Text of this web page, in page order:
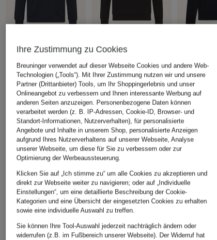
REISS
63 €
Bestpreis:155 €
REISS
63 €
Bestpreis:155 €
aus
100 €
Bestpreis:
ÄHNLICHE ARTIKEL ENTDECKEN
Ihre Zustimmung zu Cookies
Breuninger verwendet auf dieser Webseite Cookies und andere Web-
Technologien („Tools“). Mit Ihrer Zustimmung nutzen wir und unsere
Partner (Drittanbieter) Tools, um Ihr Shoppingerlebnis und unser
Onlineangebot zu verbessern und Ihnen interessante Werbung auf
anderen Seiten anzuzeigen. Personenbezogene Daten können
verarbeitet werden (z. B. IP-Adressen, Cookie-ID, Browser- und
Standort-Informationen, Nutzerverhalten), für personalisierte
Angebote und Inhalte in unserem Shop, personalisierte Anzeigen
aufgrund Ihres Nutzerverhaltens auf unserer Webseite, Analyse
unserer Webseite, um diese für Sie zu verbessern oder zur
Optimierung der Werbeaussteuerung.
Klicken Sie auf „Ich stimme zu“ um alle Cookies zu akzeptieren und
direkt zur Webseite weiter zu navigieren; oder auf „Individuelle
Einstellungen“, um eine detaillierte Beschreibung der Cookie-
Kategorien und eine Übersicht der eingesetzten Cookies zu erhalten
sowie eine individuelle Auswahl zu treffen.
Sie können Ihre Tool-Auswahl jederzeit nachträglich ändern oder
widerrufen (z.B. im Fußbereich unserer Webseite). Der Widerruf hat